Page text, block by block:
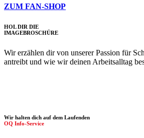
ZUM FAN-SHOP
HOL DIR DIE
IMAGE­BROSCHÜRE
Wir erzählen dir von unserer Passion für
antreibt und wie wir deinen Arbeitsalltag
Wir halten dich auf dem Laufenden
OQ Info-Service